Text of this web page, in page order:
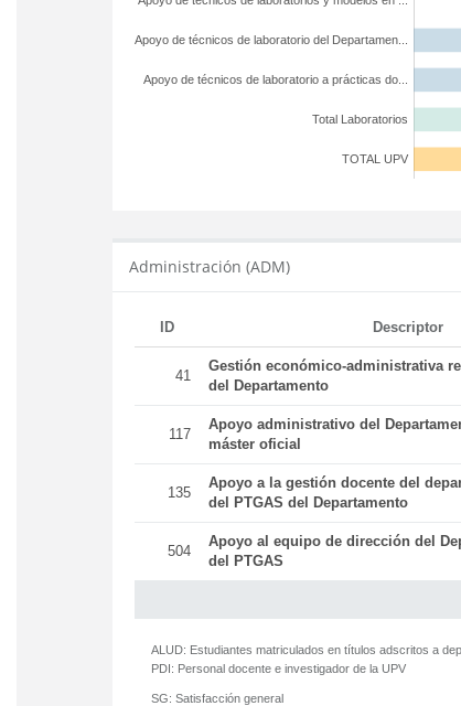
TOTAL UPV
Total Laboratorios
Apoyo de técnicos de laboratorio a prácticas do...
Apoyo de técnicos de laboratorio del Departamen...
Administración (ADM)
ID Descriptor
41
Gestión económico-administrativa
del Departamento
117
Apoyo administrativo del
máster oficial
135
Apoyo a la gestión docente del
del PTGAS del Departamento
504
Apoyo al equipo de dirección del
del PTGAS
ALUD: Estudiantes matriculados en títulos adscritos a
PDI: Personal docente e investigador de la UPV
SG: Satisfacción general